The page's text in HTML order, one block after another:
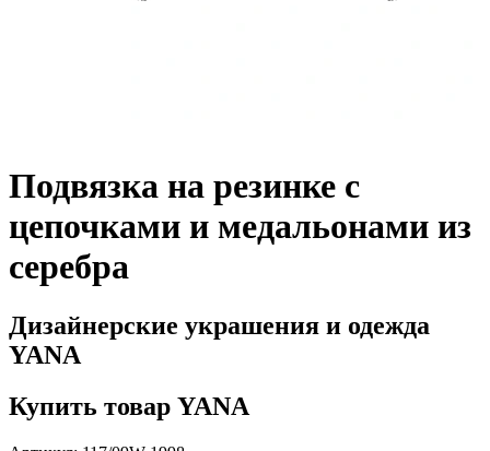
Подвязка на резинке с
цепочками и медальонами из
серебра
Дизайнерские украшения и одежда
YANA
Купить товар YANA